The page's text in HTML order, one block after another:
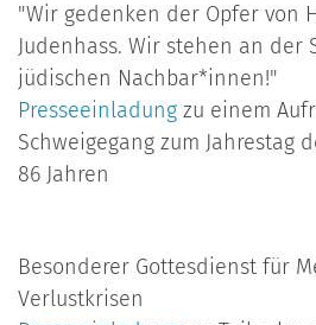
"Wir gedenken der Opfer von
Judenhass. Wir stehen an der
jüdischen Nachbar*innen!"
Presseeinladung zu einem
Schweigegang zum Jahrestag
86 Jahren
Besonderer Gottesdienst für
Verlustkrisen